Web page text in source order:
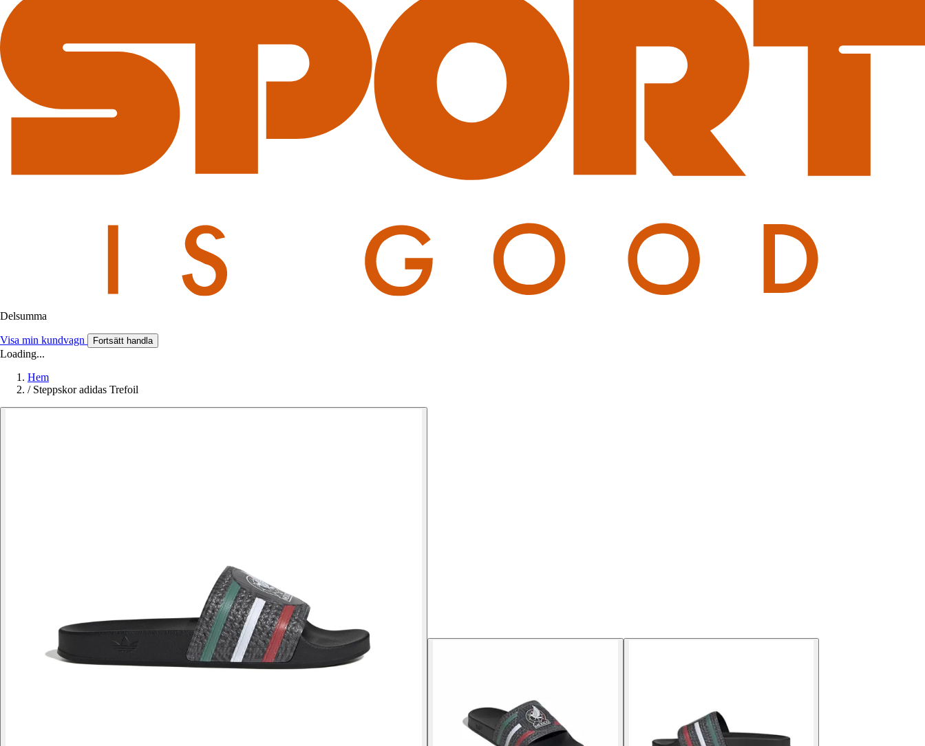
Delsumma
Visa min kundvagn Fortsätt handla
Loading...
Hem
/ Steppskor adidas Trefoil